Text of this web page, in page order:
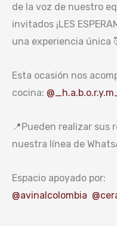
de la voz de nuestro
invitados ¡LES
una experiencia única
Esta ocasión nos
cocina:
📍Pueden realizar sus
nuestra línea de
Espacio apoyado por:
@avinalcolombia